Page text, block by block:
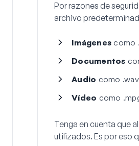
Por razones de
archivo
Imágenes como
Documentos
Audio como
Vídeo como
Tenga en cuenta que
utilizados. Es por eso